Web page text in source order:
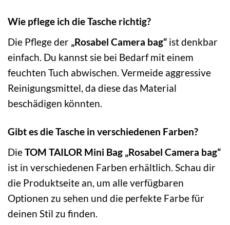
Wie pflege ich die Tasche richtig?
Die Pflege der „Rosabel Camera bag“ ist denkbar
einfach. Du kannst sie bei Bedarf mit einem
feuchten Tuch abwischen. Vermeide aggressive
Reinigungsmittel, da diese das Material
beschädigen könnten.
Gibt es die Tasche in verschiedenen Farben?
DieTOM TAILOR Mini Bag „Rosabel Camera bag“
ist in verschiedenen Farben erhältlich. Schau dir
die Produktseite an, um alle verfügbaren
Optionen zu sehen und die perfekte Farbe für
deinen Stil zu finden.